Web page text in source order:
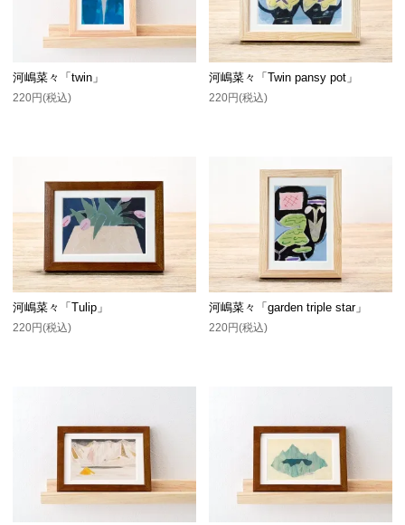
河嶋菜々「twin」
220円(税込)
河嶋菜々「Twin pansy pot」
220円(税込)
河嶋菜々「Tulip」
220円(税込)
河嶋菜々「garden triple star」
220円(税込)